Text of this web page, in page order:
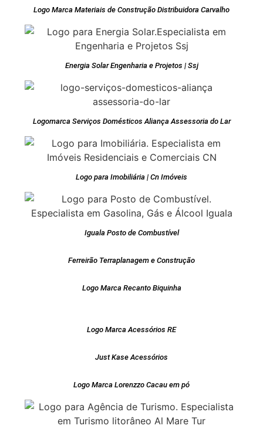
Logo Marca Materiais de Construção Distribuidora Carvalho
Energia Solar Engenharia e Projetos | Ssj
Logomarca Serviços Domésticos Aliança Assessoria do Lar
Logo para Imobiliária | Cn Imóveis
Iguala Posto de Combustível
Ferreirão Terraplanagem e Construção
Logo Marca Recanto Biquinha
Logo Marca Acessórios RE
Just Kase Acessórios
Logo Marca Lorenzzo Cacau em pó